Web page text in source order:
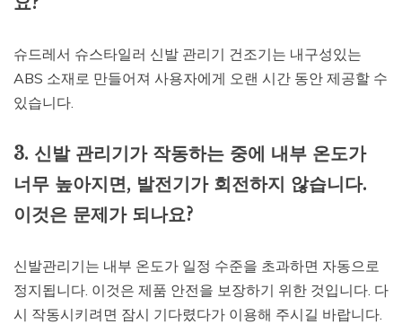
슈드레서 슈스타일러 신발 관리기 건조기는 내구성있는
ABS 소재로 만들어져 사용자에게 오랜 시간 동안 제공할 수
있습니다.
3. 신발 관리기가 작동하는 중에 내부 온도가
너무 높아지면, 발전기가 회전하지 않습니다.
이것은 문제가 되나요?
신발관리기는 내부 온도가 일정 수준을 초과하면 자동으로
정지됩니다. 이것은 제품 안전을 보장하기 위한 것입니다. 다
시 작동시키려면 잠시 기다렸다가 이용해 주시길 바랍니다.